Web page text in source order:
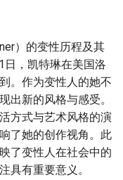
）的变性历程及其
，凯特琳在美国洛
。作为变性人的她不
出新的风格与感受。
方式与艺术风格的演
了她的创作视角。此
了变性人在社会中的
具有重要意义。